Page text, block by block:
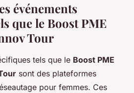
événements
que le Boost PME
Tour
tels que le Boost PME
sont des plateformes
pour femmes. Ces